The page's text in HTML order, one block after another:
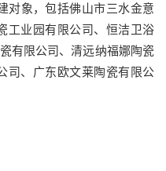
对象，包括佛山市三水金意
工业园有限公司、恒洁卫浴
有限公司、清远纳福娜陶瓷
司、广东欧文莱陶瓷有限公